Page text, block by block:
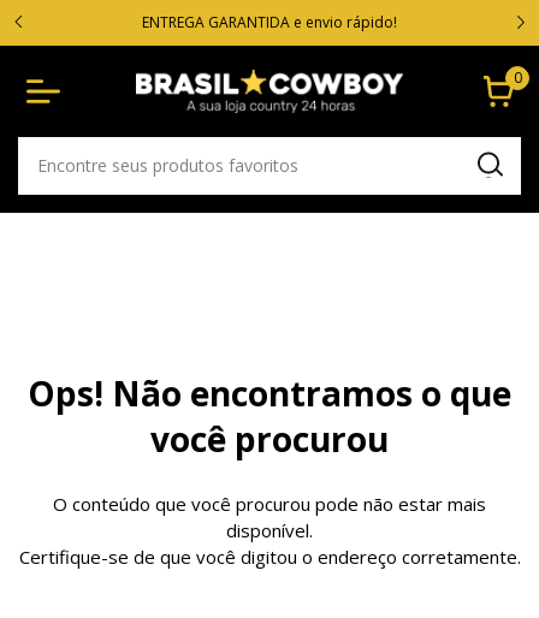
ENTREGA GARANTIDA e envio rápido!
0
Ops! Não encontramos o que
você procurou
O conteúdo que você procurou pode não estar mais
disponível.
Certifique-se de que você digitou o endereço corretamente.